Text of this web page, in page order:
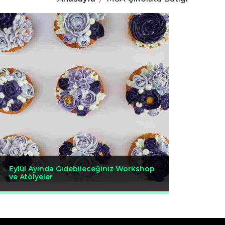
Eylül Ayında Gidebileceğiniz Workshop
ve Atölyeler